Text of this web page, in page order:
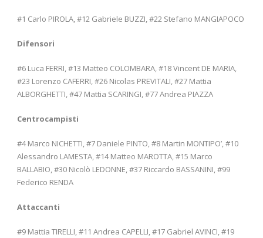
#1 Carlo PIROLA, #12 Gabriele BUZZI, #22 Stefano MANGIAPOCO
Difensori
#6 Luca FERRI, #13 Matteo COLOMBARA, #18 Vincent DE MARIA,
#23 Lorenzo CAFERRI, #26 Nicolas PREVITALI, #27 Mattia
ALBORGHETTI, #47 Mattia SCARINGI, #77 Andrea PIAZZA
Centrocampisti
#4 Marco NICHETTI, #7 Daniele PINTO, #8 Martin MONTIPO’, #10
Alessandro LAMESTA, #14 Matteo MAROTTA, #15 Marco
BALLABIO, #30 Nicolò LEDONNE, #37 Riccardo BASSANINI, #99
Federico RENDA
Attaccanti
#9 Mattia TIRELLI, #11 Andrea CAPELLI, #17 Gabriel AVINCI, #19